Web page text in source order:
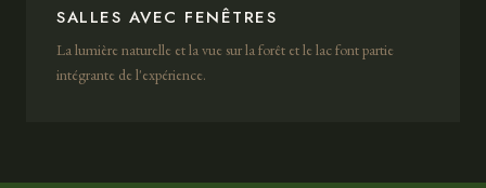
SALLES AVEC FENÊTRES
La lumière naturelle et la vue sur la forêt et le lac font partie
intégrante de l'expérience.